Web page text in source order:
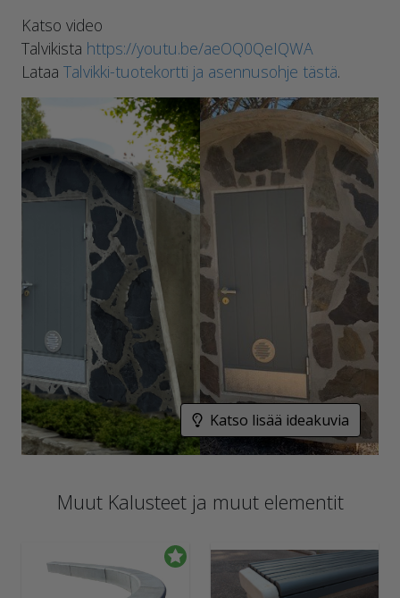
Katso video
Talvikista https://youtu.be/aeOQ0QeIQWA
Lataa Talvikki-tuotekortti ja asennusohje tästä.
Katso lisää ideakuvia
Muut Kalusteet ja muut elementit